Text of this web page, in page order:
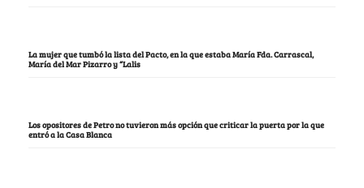
La mujer que tumbó la lista del Pacto, en la que estaba María Fda. Carrascal,
María del Mar Pizarro y “Lalis
Los opositores de Petro no tuvieron más opción que criticar la puerta por la que
entró a la Casa Blanca